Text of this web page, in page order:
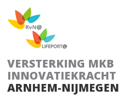
VERSTERKING MKB
INNOVATIEKRACHT
ARNHEM-NIJMEGEN